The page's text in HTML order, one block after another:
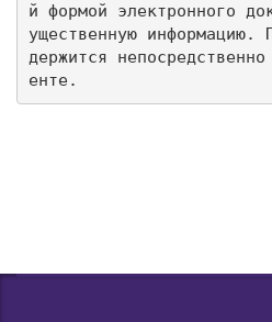
й формой электронного
ущественную информацию.
держится
енте.